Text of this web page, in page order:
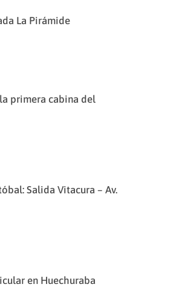
La Pirámide
primera cabina del
Salida Vitacura – Av.
en Huechuraba